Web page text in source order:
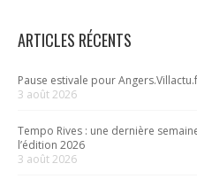
ARTICLES RÉCENTS
Pause estivale pour
3 août 2026
Tempo Rives : une dernière
l’édition 2026
3 août 2026